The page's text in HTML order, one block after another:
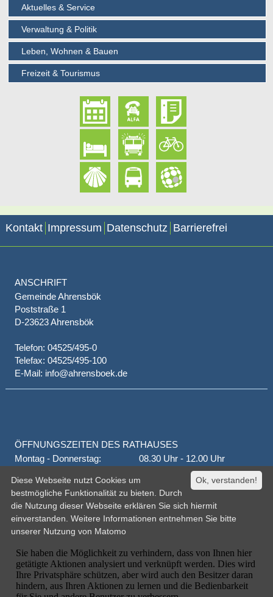
Aktuelles & Service
Verwaltung & Politik
Leben, Wohnen & Bauen
Freizeit & Tourismus
Kontakt Impressum Datenschutz Barrierefrei
ANSCHRIFT
Gemeinde Ahrensbök
Poststraße 1
D-23623 Ahrensbök
Telefon: 04525/495-0
Telefax: 04525/495-100
E-Mail: info@ahrensboek.de
ÖFFNUNGSZEITEN DES RATHAUSES
Montag - Donnerstag:
08.30 Uhr - 12.00 Uhr
14.00 Uhr - 18.00 Uhr
jeden 1. und 3. Montag
16.00 Uhr - 18.00 Uhr
Freitag
geschlossen
oder nach Vereinbarung
Ok, verstanden!
Diese Webseite nutzt Cookies um
bestmögliche Funktionalität zu bieten. Durch
die Nutzung dieser Webseite erklären Sie sich hiermit
einverstanden. Weitere Informationen entnehmen Sie bitte
unserer Nutzung von Matomo